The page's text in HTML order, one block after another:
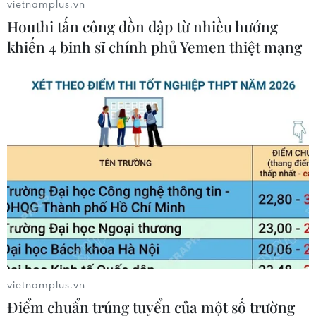
CSGT Hà Nội nói gì khi người
dân tụ tập đông đúc tại ‘Hàm cá
mập’?
Người Hà Nội cảm xúc gì về
tòa nhà "Hàm cá mập" trước ngày
công trình bị phá dỡ?
Hà Nội: Dỡ bỏ tòa nhà
"Hàm cá mập" trước 30/4/2025
19/03/2025 10:02
vietnamplus.vn
Houthi tấn công dồn dập từ nhiều hướng
khiến 4 binh sĩ chính phủ Yemen thiệt mạng
vietnamplus.vn
Điểm chuẩn trúng tuyển của một số trường